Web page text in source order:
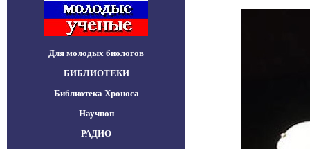
Для молодых биологов
БИБЛИОТЕКИ
Библиотека Хроноса
Научпоп
РАДИО